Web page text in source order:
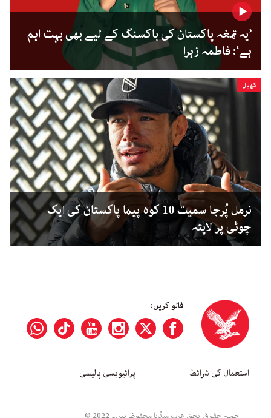
’یہ تمغہ پاکستان کی باکسنگ کے لیے بھی بہت اہم
ہے‘: فاطمہ زہرا
کھیل
نرمل پُرجا سمیت 10 کوہ پیما پاکستان کی ایک
چوٹی پر لاپتہ
فالو کریں:
استعمال کی شرائط پرائیویسی پالیسی
جملہ حقوق بحق عرب میڈیا محفوظ ہیں۔ 2022 ©